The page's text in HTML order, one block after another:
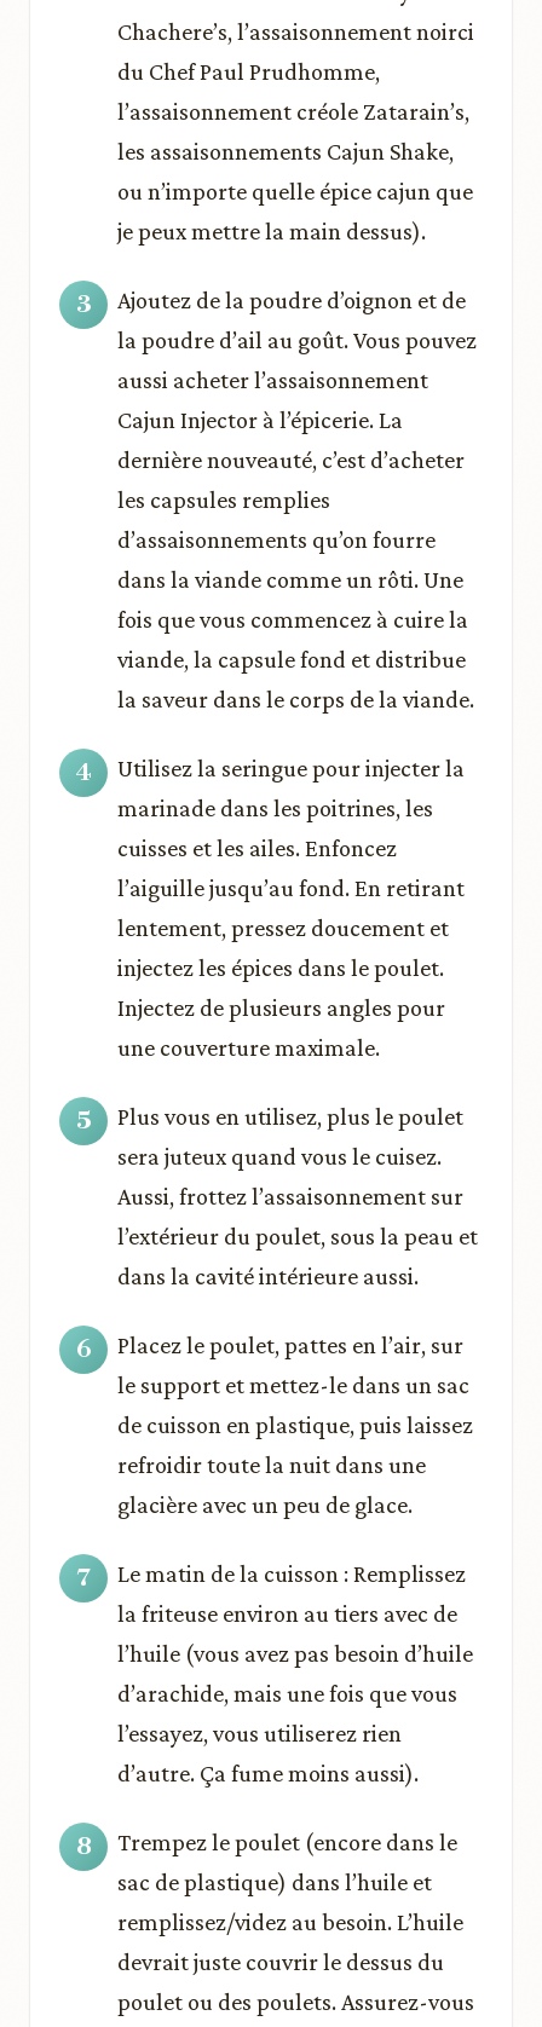
Chachere’s, l’assaisonnement noirci
du Chef Paul Prudhomme,
l’assaisonnement créole Zatarain’s,
les assaisonnements Cajun Shake,
ou n’importe quelle épice cajun que
je peux mettre la main dessus).
Ajoutez de la poudre d’oignon et de
la poudre d’ail au goût. Vous pouvez
aussi acheter l’assaisonnement
Cajun Injector à l’épicerie. La
dernière nouveauté, c’est d’acheter
les capsules remplies
d’assaisonnements qu’on fourre
dans la viande comme un rôti. Une
fois que vous commencez à cuire la
viande, la capsule fond et distribue
la saveur dans le corps de la viande.
Utilisez la seringue pour injecter la
marinade dans les poitrines, les
cuisses et les ailes. Enfoncez
l’aiguille jusqu’au fond. En retirant
lentement, pressez doucement et
injectez les épices dans le poulet.
Injectez de plusieurs angles pour
une couverture maximale.
Plus vous en utilisez, plus le poulet
sera juteux quand vous le cuisez.
Aussi, frottez l’assaisonnement sur
l’extérieur du poulet, sous la peau et
dans la cavité intérieure aussi.
Placez le poulet, pattes en l’air, sur
le support et mettez-le dans un sac
de cuisson en plastique, puis laissez
refroidir toute la nuit dans une
glacière avec un peu de glace.
Le matin de la cuisson : Remplissez
la friteuse environ au tiers avec de
l’huile (vous avez pas besoin d’huile
d’arachide, mais une fois que vous
l’essayez, vous utiliserez rien
d’autre. Ça fume moins aussi).
Trempez le poulet (encore dans le
sac de plastique) dans l’huile et
remplissez/videz au besoin. L’huile
devrait juste couvrir le dessus du
poulet ou des poulets. Assurez-vous